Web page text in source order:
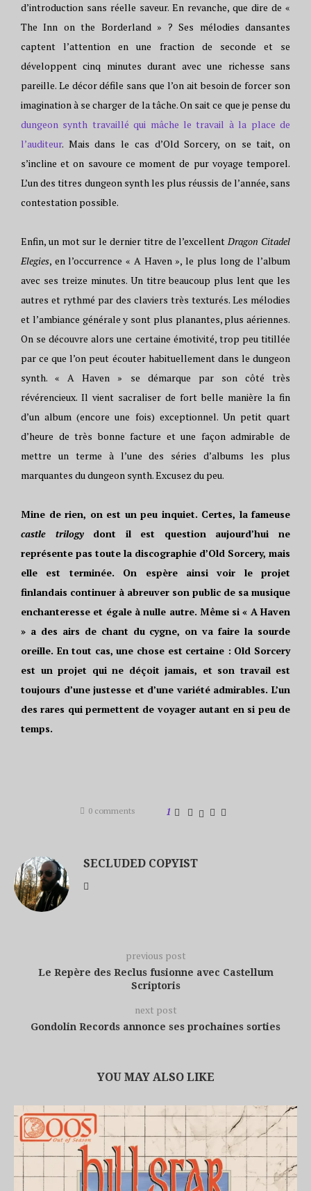
d’introduction sans réelle saveur. En revanche, que dire de «
The Inn on the Borderland » ? Ses mélodies dansantes
captent l’attention en une fraction de seconde et se
développent cinq minutes durant avec une richesse sans
pareille. Le décor défile sans que l’on ait besoin de forcer son
imagination à se charger de la tâche. On sait ce que je pense du
dungeon synth travaillé qui mâche le travail à la place de
l’auditeur. Mais dans le cas d’Old Sorcery, on se tait, on
s’incline et on savoure ce moment de pur voyage temporel.
L’un des titres dungeon synth les plus réussis de l’année, sans
contestation possible.
Enfin, un mot sur le dernier titre de l’excellentDragon Citadel
Elegies, en l’occurrence « A Haven », le plus long de l’album
avec ses treize minutes. Un titre beaucoup plus lent que les
autres et rythmé par des claviers très texturés. Les mélodies
et l’ambiance générale y sont plus planantes, plus aériennes.
On se découvre alors une certaine émotivité, trop peu titillée
par ce que l’on peut écouter habituellement dans le dungeon
synth. « A Haven » se démarque par son côté très
révérencieux. Il vient sacraliser de fort belle manière la fin
d’un album (encore une fois) exceptionnel. Un petit quart
d’heure de très bonne facture et une façon admirable de
mettre un terme à l’une des séries d’albums les plus
marquantes du dungeon synth. Excusez du peu.
Mine de rien, on est un peu inquiet. Certes, la fameuse
castle trilogydont il est question aujourd’hui ne
représente pas toute la discographie d’Old Sorcery, mais
elle est terminée. On espère ainsi voir le projet
finlandais continuer à abreuver son public de sa musique
enchanteresse et égale à nulle autre. Même si « A Haven
» a des airs de chant du cygne, on va faire la sourde
oreille. En tout cas, une chose est certaine : Old Sorcery
est un projet qui ne déçoit jamais, et son travail est
toujours d’une justesse et d’une variété admirables. L’un
des rares qui permettent de voyager autant en si peu de
temps.
0 comments 1
SECLUDED COPYIST
previous post
Le Repère des Reclus fusionne avec Castellum
Scriptoris
next post
Gondolin Records annonce ses prochaines sorties
YOU MAY ALSO LIKE